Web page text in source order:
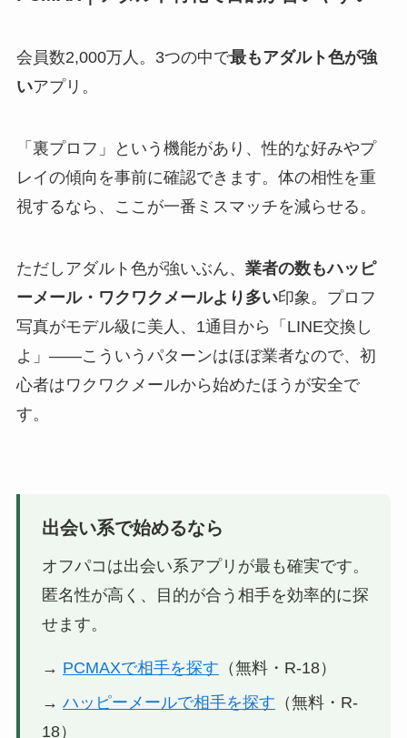
会員数2,000万人。3つの中で最もアダルト色が強
いアプリ。
「裏プロフ」という機能があり、性的な好みやプ
レイの傾向を事前に確認できます。体の相性を重
視するなら、ここが一番ミスマッチを減らせる。
ただしアダルト色が強いぶん、 業者の数もハッピ
ーメール・ワクワクメールより多い印象。プロフ
写真がモデル級に美人、1通目から「LINE交換し
よ」——こういうパターンはほぼ業者なので、初
心者はワクワクメールから始めたほうが安全で
す。
出会い系で始めるなら
オフパコは出会い系アプリが最も確実です。
匿名性が高く、目的が合う相手を効率的に探
せます。
→ PCMAXで相手を探す （無料・R-18）
→ ハッピーメールで相手を探す （無料・R-
18）